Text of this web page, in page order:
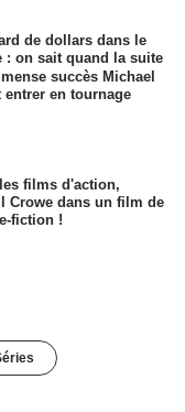
de dollars dans le
: on sait quand la suite
succès Michael
entrer en tournage
films d'action,
Crowe dans un film de
fiction !